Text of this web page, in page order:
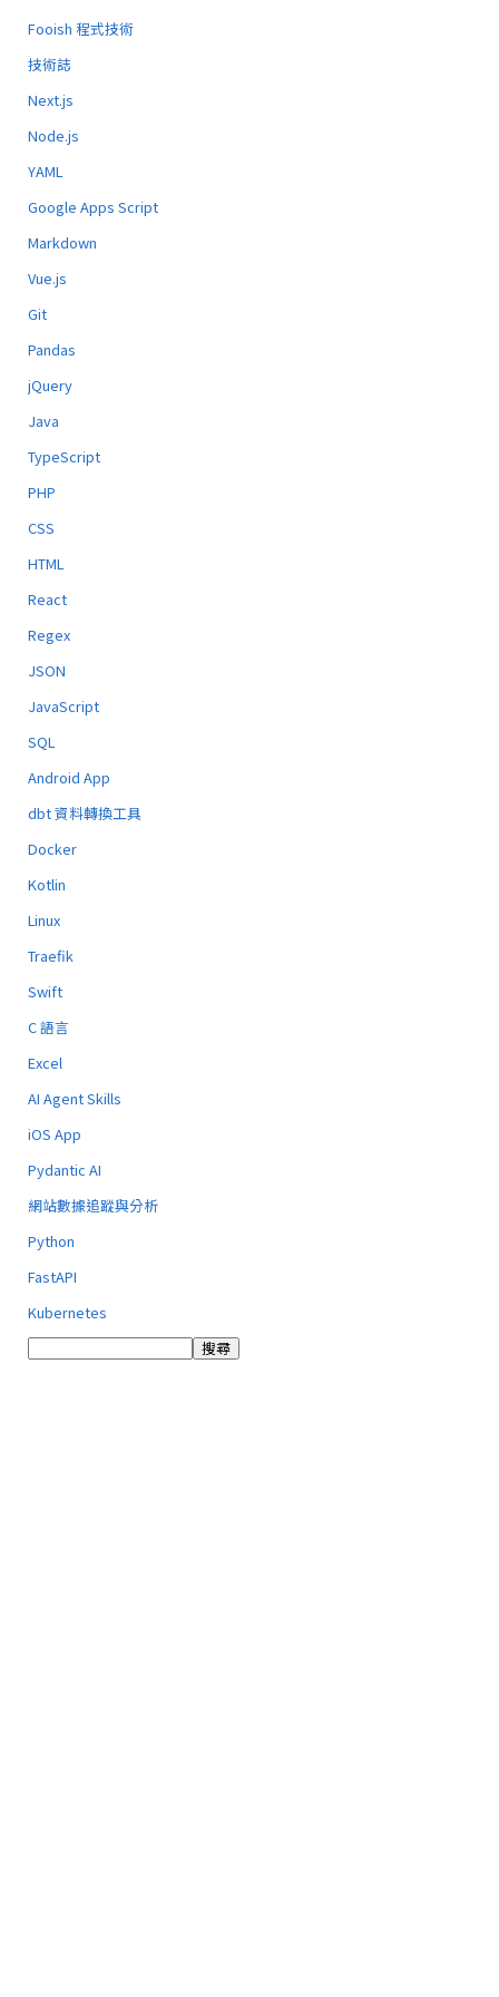
Fooish 程式技術
技術誌
Next.js
Node.js
YAML
Google Apps Script
Markdown
Vue.js
Git
Pandas
jQuery
Java
TypeScript
PHP
CSS
HTML
React
Regex
JSON
JavaScript
SQL
Android App
dbt 資料轉換工具
Docker
Kotlin
Linux
Traefik
Swift
C 語言
Excel
AI Agent Skills
iOS App
Pydantic AI
網站數據追蹤與分析
Python
FastAPI
Kubernetes